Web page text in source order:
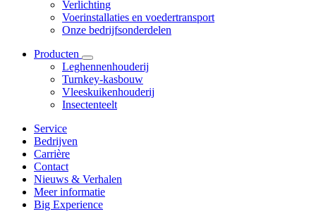
Verlichting
Voerinstallaties en voedertransport
Onze bedrijfsonderdelen
Producten
Leghennenhouderij
Turnkey-kasbouw
Vleeskuikenhouderij
Insectenteelt
Service
Bedrijven
Carrière
Contact
Nieuws & Verhalen
Meer informatie
Big Experience